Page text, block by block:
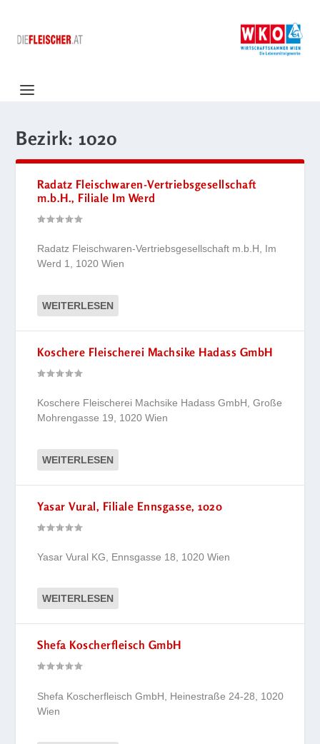
Bezirk:1020
Radatz Fleischwaren-Vertriebsgesellschaft
m.b.H., Filiale Im Werd
Radatz Fleischwaren-Vertriebsgesellschaft m.b.H, Im
Werd 1, 1020 Wien
WEITERLESEN
Koschere Fleischerei Machsike Hadass GmbH
Koschere Fleischerei Machsike Hadass GmbH, Große
Mohrengasse 19, 1020 Wien
WEITERLESEN
Yasar Vural, Filiale Ennsgasse, 1020
Yasar Vural KG, Ennsgasse 18, 1020 Wien
WEITERLESEN
Shefa Koscherfleisch GmbH
Shefa Koscherfleisch GmbH, Heinestraße 24-28, 1020
Wien